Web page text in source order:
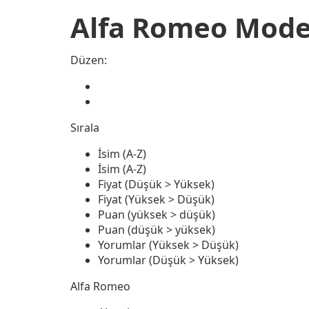
Alfa Romeo
Düzen:
Sırala
İsim (A-Z)
İsim (A-Z)
Fiyat (Düşük > Yüksek)
Fiyat (Yüksek > Düşük)
Puan (yüksek > düşük)
Puan (düşük > yüksek)
Yorumlar (Yüksek > Düşük)
Yorumlar (Düşük > Yüksek)
Alfa Romeo